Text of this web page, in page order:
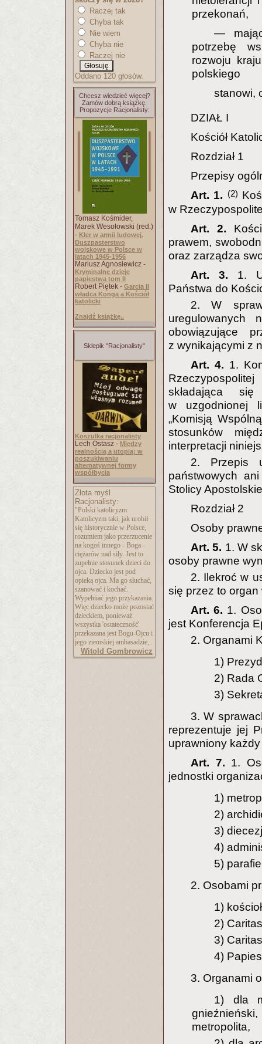
Raczej tak
Chyba tak
Nie wiem
Chyba nie
Raczej nie
Oddano 120 głosów.
Chcesz wiedzieć więcej?
Zamów dobrą książkę.
Propozycje Racjonalisty:
Tomasz Kośmider,
Marek Wesołowski (red.)
- Kler w armii ludowej.
Duszpasterstwo
wojskowe w Polsce w
latach 1945-1956
Mariusz Agnosiewicz -
Kryminalne dzieje
papiestwa tom II
Robert Piętek - Garcia II
władca Konga a Kościół
katolicki
Znajdź książkę..
Sklepik "Racjonalisty"
Koszulka racjonalisty
Lech Ostasz - Między
realnością a utopią: w
poszukiwaniu
alternatywnej formy
współbycia
Złota myśl
Racjonalisty:
"Polski katolicyzm.
Katolicyzm taki, jak urobił
się historycznie w Polsce,
rozumiem jako przerzucenie
na kogoś innego - Boga -
ciężarów nad siły. Jest to
zupełnie stosunek dzieci do
ojca. Dziecko jest pod
opieką ojca. Ma go słuchać,
szanować i kochać.
Wypełniać jego przykazania.
Więc dziecko może pozostać
dzieckiem, ponieważ
wszystka 'ostateczność'
przekazana jest Bogu-Ojcu i
jego ziemskiej ambasadzie,..
Witold Gombrowicz
przekonań,
—
potrzebę
rozwoju
polskiego
stanowi,
DZIAŁ I
Kościół
Rozdział 1
Przepisy
Art. 1. (2)
w
Art. 2.
prawem,
oraz zarządza
Art. 3. 1.
Państwa do
2. W
uregulowanych
obowiązujące
z wynikającymi z
Art. 4. 1.
składająca
w uzgodnionej
„Komisją
stosunków
interpretacji
2. Przepis
państwowych
Stolicy
Rozdział 2
Osoby
Art. 5. 1. W
osoby prawne
2. Ilekroć w
się przez to organ
Art. 6. 1.
jest Konferencja
2. Organami
1)
2) Rada
3)
3. W
reprezentuje jej
uprawniony każdy
Art. 7. 1.
jednostki
1)
2)
3)
4)
5)
2. Osobami
1)
2)
3)
4)
3. Organami
1) dla
metropolita,